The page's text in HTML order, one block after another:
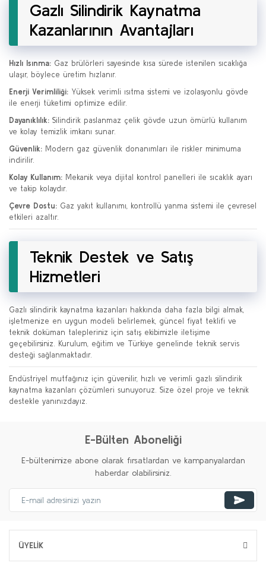
Gazlı Silindirik Kaynatma
Kazanlarının Avantajları
Hızlı Isınma: Gaz brülörleri sayesinde kısa sürede istenilen sıcaklığa
ulaşır, böylece üretim hızlanır.
Enerji Verimliliği: Yüksek verimli ısıtma sistemi ve izolasyonlu gövde
ile enerji tüketimi optimize edilir.
Dayanıklılık: Silindirik paslanmaz çelik gövde uzun ömürlü kullanım
ve kolay temizlik imkanı sunar.
Güvenlik: Modern gaz güvenlik donanımları ile riskler minimuma
indirilir.
Kolay Kullanım: Mekanik veya dijital kontrol panelleri ile sıcaklık ayarı
ve takip kolaydır.
Çevre Dostu: Gaz yakıt kullanımı, kontrollü yanma sistemi ile çevresel
etkileri azaltır.
Teknik Destek ve Satış
Hizmetleri
Gazlı silindirik kaynatma kazanları hakkında daha fazla bilgi almak,
işletmenize en uygun modeli belirlemek, güncel fiyat teklifi ve
teknik doküman talepleriniz için satış ekibimizle iletişime
geçebilirsiniz. Kurulum, eğitim ve Türkiye genelinde teknik servis
desteği sağlanmaktadır.
Endüstriyel mutfağınız için güvenilir, hızlı ve verimli gazlı silindirik
kaynatma kazanları çözümleri sunuyoruz. Size özel proje ve teknik
destekle yanınızdayız.
E-Bülten Aboneliği
E-bültenimize abone olarak fırsatlardan ve kampanyalardan
haberdar olabilirsiniz.
ÜYELİK